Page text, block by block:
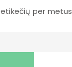
per metus